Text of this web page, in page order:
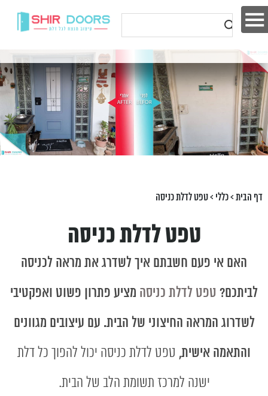
דף הבית>כללי >טפט לדלת כניסה
טפט לדלת כניסה
האם אי פעם חשבתם איך לשדרג את מראה לכניסה
לביתכם? טפט לדלת כניסה מציע פתרון פשוט ואפקטיבי
לשדרוג המראה החיצוני של הבית. עם עיצובים מגוונים
והתאמה אישית, טפט לדלת כניסה יכול להפוך כל דלת
ישנה למרכז תשומת הלב של הבית.